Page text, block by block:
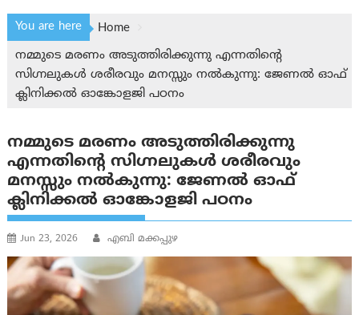
You are here
Home
നമ്മുടെ മരണം അടുത്തിരിക്കുന്നു എന്നതിന്റെ
സിഗ്നലുകൾ ശരീരവും മനസ്സും നല്‍കുന്നു: ജേണല്‍ ഓഫ്
ക്ലിനിക്കല്‍ ഓങ്കോളജി പഠനം
നമ്മുടെ മരണം അടുത്തിരിക്കുന്നു
എന്നതിന്റെ സിഗ്നലുകൾ ശരീരവും
മനസ്സും നല്‍കുന്നു: ജേണല്‍ ഓഫ്
ക്ലിനിക്കല്‍ ഓങ്കോളജി പഠനം
Jun 23, 2026 എബി മക്കപ്പുഴ